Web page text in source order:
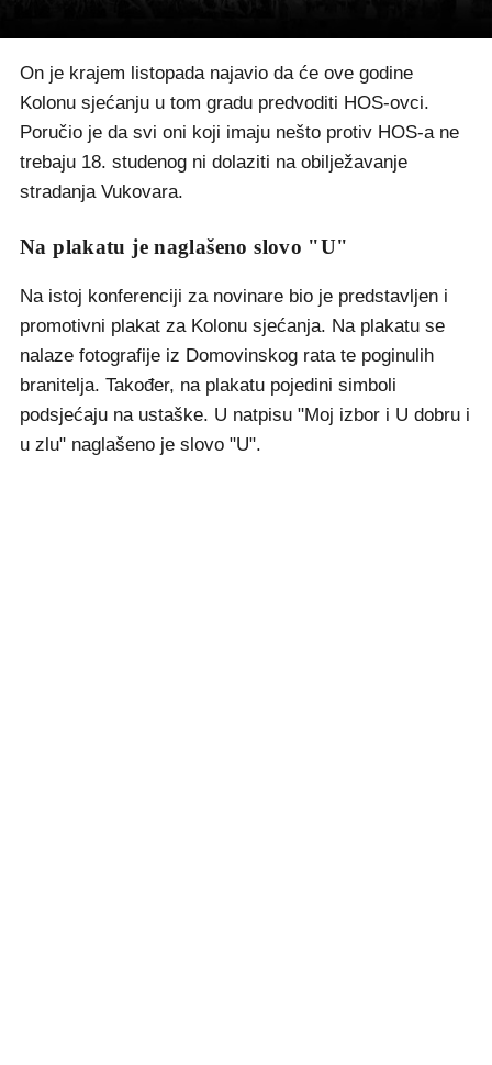
On je krajem listopada najavio da će ove godine
Kolonu sjećanju u tom gradu predvoditi HOS-ovci.
Poručio je da svi oni koji imaju nešto protiv HOS-a ne
trebaju 18. studenog ni dolaziti na obilježavanje
stradanja Vukovara.
Na plakatu je naglašeno slovo "U"
Na istoj konferenciji za novinare bio je predstavljen i
promotivni plakat za Kolonu sjećanja. Na plakatu se
nalaze fotografije iz Domovinskog rata te poginulih
branitelja. Također, na plakatu pojedini simboli
podsjećaju na ustaške. U natpisu "Moj izbor i U dobru i
u zlu" naglašeno je slovo "U".